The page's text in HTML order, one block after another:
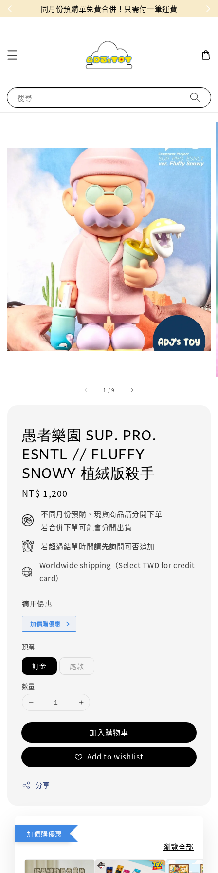
！ 同月份預購單免費合併！只需付一筆運費
搜尋
1 /9
愚者樂園 SUP. PRO.
ESNTL // FLUFFY
SNOWY 植絨版殺手
Regular
NT$ 1,200
不同月份預購、現貨商品請分開下單
若合併下單可能會分開出貨
若超過結單時間請先詢問可否追加
Worldwide shipping（Select TWD for credit
card）
適用優惠
加價購優惠
預購
訂金 尾款
數量
加入購物車
Add to wishlist
分享
加價購優惠
瀏覽全部